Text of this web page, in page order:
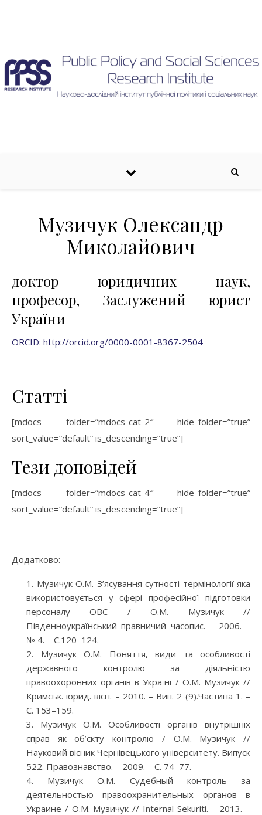
Музичук Олександр
Миколайович
доктор юридичних наук,
професор, Заслужений юрист
України
ORCID: http://orcid.org/0000-0001-8367-2504
Статті
[mdocs folder=”mdocs-cat-2″ hide_folder=”true”
sort_value=”default” is_descending=”true”]
Тези доповідей
[mdocs folder=”mdocs-cat-4″ hide_folder=”true”
sort_value=”default” is_descending=”true”]
Додатково:
Музичук О.М. З’ясування сутності термінології яка
використовується у сфері професійної підготовки
персоналу ОВС / О.М. Музичук //
Південноукраїнський правничий часопис. – 2006. –
№ 4. – С.120–124.
Музичук О.М. Поняття, види та особливості
державного контролю за діяльністю
правоохоронних органів в Україні / О.М. Музичук //
Кримськ. юрид. вісн. – 2010. – Вип. 2 (9).Частина 1. –
С. 153–159.
Музичук О.М. Особливості органів внутрішніх
справ як об’єкту контролю / О.М. Музичук //
Науковий вісник Чернівецького університету. Випуск
522. Правознавство. – 2009. – С. 74–77.
Музичук О.М. Судебный контроль за
деятельностью правоохранительных органов в
Украине / О.М. Музичук // Internal Sekuriti. – 2013. –